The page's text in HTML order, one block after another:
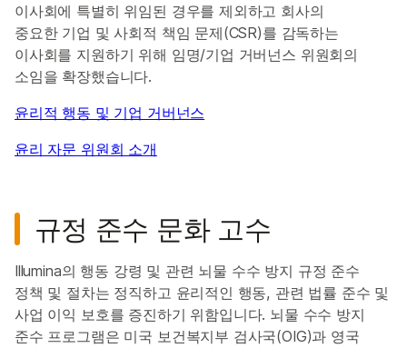
이사회에 특별히 위임된 경우를 제외하고 회사의
중요한 기업 및 사회적 책임 문제(CSR)를 감독하는
이사회를 지원하기 위해 임명/기업 거버넌스 위원회의
소임을 확장했습니다.
윤리적 행동 및 기업 거버넌스
윤리 자문 위원회 소개
규정 준수 문화 고수
Illumina의 행동 강령 및 관련 뇌물 수수 방지 규정 준수
정책 및 절차는 정직하고 윤리적인 행동, 관련 법률 준수 및
사업 이익 보호를 증진하기 위함입니다. 뇌물 수수 방지
준수 프로그램은 미국 보건복지부 검사국(OIG)과 영국